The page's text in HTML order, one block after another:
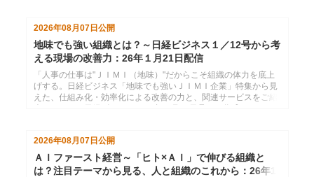
2026年08月07日 公開
地味でも強い組織とは？～日経ビジネス１／12号から考
える現場の改善力：26年１月21日配信
「人事の仕事は"ＪＩＭＩ（地味）"だからこそ組織の体力を底上
げする。日経ビジネス「地味でも強いＪＩＭＩ企業」特集から見
えた、仕組み化・効率化による改善の力と、関連サービスをご紹
2026年08月07日公開
ＡＩファースト経営～「ヒト×ＡＩ」で伸びる組織と
は？注目テーマから見る、人と組織のこれから：26年1